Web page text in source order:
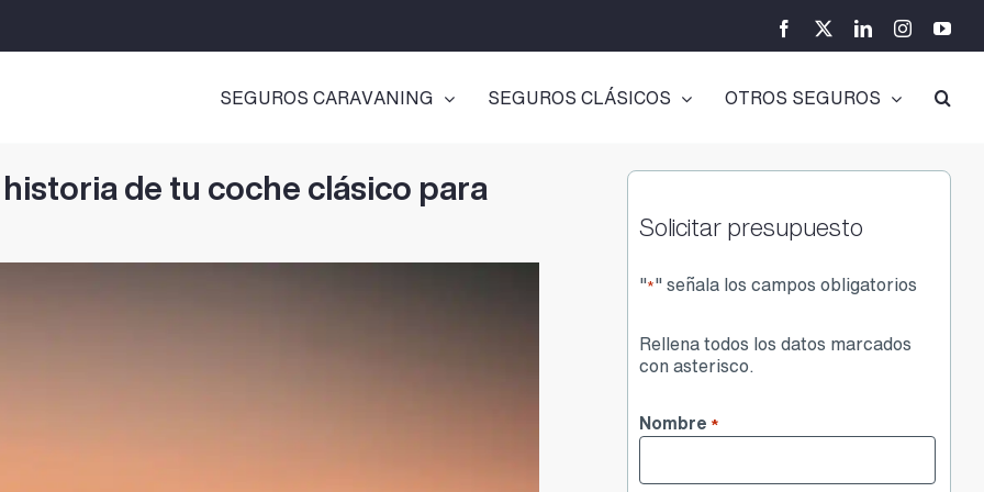
Facebook LinkedInInstagram
SEGUROS CARAVANING SEGUROS CLÁSICOS OTROS SEGUROS
de tu coche clásico para
Solicitar presupuesto
"*" señala los campos obligatorios
Rellena todos los datos marcados
con asterisco.
Nombre *